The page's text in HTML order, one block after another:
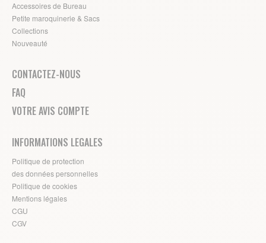
Accessoires de Bureau
Petite maroquinerie & Sacs
Collections
Nouveauté
CONTACTEZ-NOUS
FAQ
VOTRE AVIS COMPTE
INFORMATIONS LEGALES
Politique de protection
des données personnelles
Politique de cookies
Mentions légales
CGU
CGV